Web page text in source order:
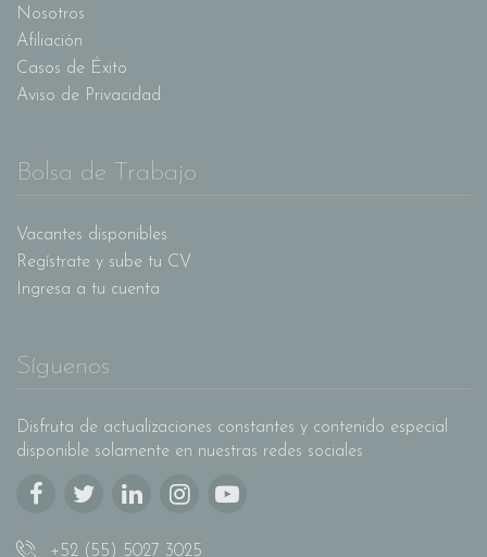
Nosotros
Afiliación
Casos de Éxito
Aviso de Privacidad
Bolsa de Trabajo
Vacantes disponibles
Regístrate y sube tu CV
Ingresa a tu cuenta
Síguenos
Disfruta de actualizaciones constantes y contenido especial
disponible solamente en nuestras redes sociales
+52 (55) 5027 3025